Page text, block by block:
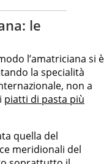
le
l’amatriciana si è
la specialità
non a
piatti di pasta più
quella del
meridionali del